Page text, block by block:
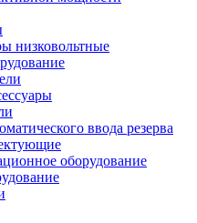
низковольтные
ввода резерва
оборудование